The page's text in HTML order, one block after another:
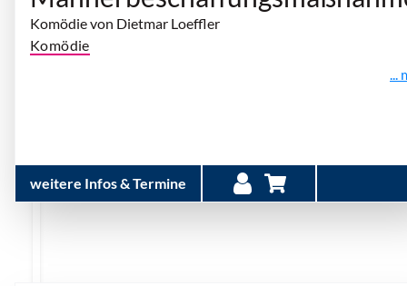
Komödie von Dietmar Loeffler
Komödie
...
weitere Infos & Termine